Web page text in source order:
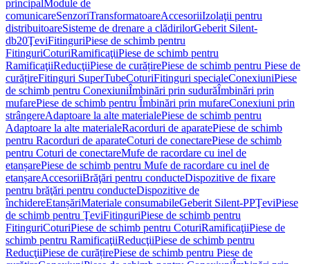
principalModule de
comunicareSenzoriTransformatoareAccesoriiIzolaţii pentru
distribuitoareSisteme de drenare a clădirilorGeberit Silent-
db20ŢeviFitinguriPiese de schimb pentru
FitinguriCoturiRamificaţiiPiese de schimb pentru
RamificaţiiReducţiiPiese de curățirePiese de schimb pentru Piese de
curățireFitinguri SuperTubeCoturiFitinguri specialeConexiuniPiese
de schimb pentru ConexiuniÎmbinări prin sudurăÎmbinări prin
mufarePiese de schimb pentru Îmbinări prin mufareConexiuni prin
strângereAdaptoare la alte materialePiese de schimb pentru
Adaptoare la alte materialeRacorduri de aparatePiese de schimb
pentru Racorduri de aparateCoturi de conectarePiese de schimb
pentru Coturi de conectareMufe de racordare cu inel de
etanșarePiese de schimb pentru Mufe de racordare cu inel de
etanșareAccesoriiBrăţări pentru conducteDispozitive de fixare
pentru brăţări pentru conducteDispozitive de
închidereEtanșăriMateriale consumabileGeberit Silent-PPŢeviPiese
de schimb pentru ŢeviFitinguriPiese de schimb pentru
FitinguriCoturiPiese de schimb pentru CoturiRamificaţiiPiese de
schimb pentru RamificaţiiReducţiiPiese de schimb pentru
ReducţiiPiese de curățirePiese de schimb pentru Piese de